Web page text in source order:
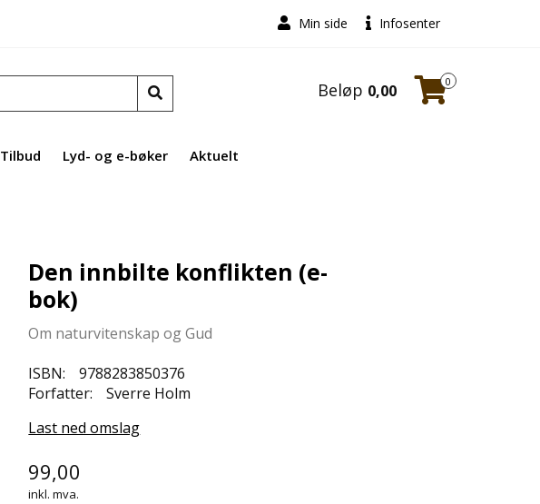
Min side Infosenter
Beløp 0,00 0
Tilbud Lyd- og e-bøker Aktuelt
Den innbilte konflikten (e-
bok)
Om naturvitenskap og Gud
ISBN:
9788283850376
Forfatter:
Sverre Holm
Last ned omslag
99,00
inkl. mva.